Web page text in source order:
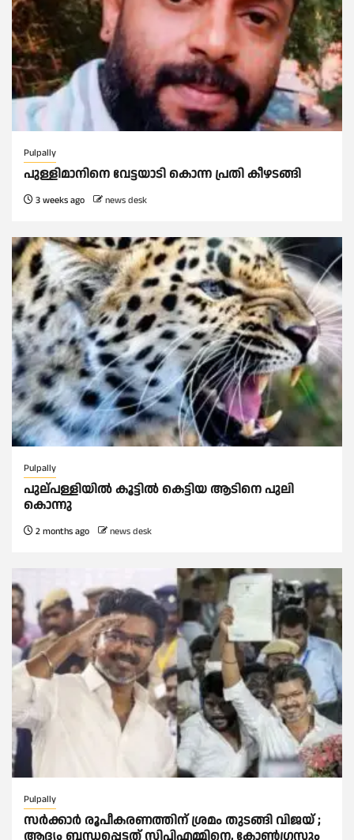
Pulpally
പുള്ളിമാനിനെ വേട്ടയാടി കൊന്ന പ്രതി കീഴടങ്ങി
3 weeks ago news desk
Pulpally
പുല്പള്ളിയിൽ കൂട്ടില്‍ കെട്ടിയ ആടിനെ പുലി
കൊന്നു
2 months ago news desk
Pulpally
സര്‍ക്കാര്‍ രൂപീകരണത്തിന് ശ്രമം തുടങ്ങി വിജയ് ;